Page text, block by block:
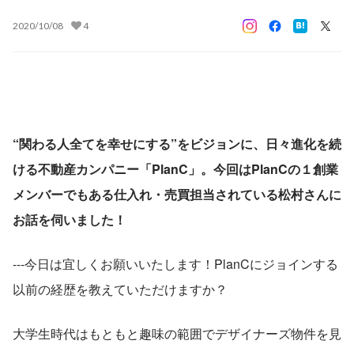
2020/10/08 4
“関わる人全てを幸せにする”をビジョンに、日々進化を続
ける不動産カンパニー「PlanC」。今回はPlanCの１創業
メンバーでもある仕入れ・売買担当されている松村さんに
お話を伺いました！
---今日は宜しくお願いいたします！PlanCにジョインする
以前の経歴を教えていただけますか？
大学生時代はもともと趣味の範囲でデザイナーズ物件を見